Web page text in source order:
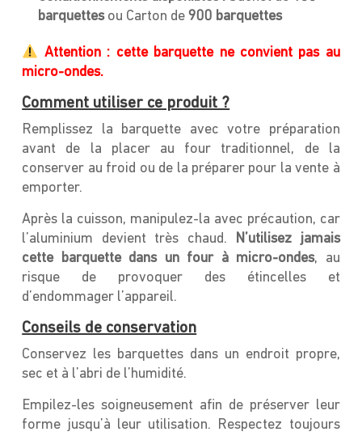
barquettes ou Carton de900 barquettes
Attention : cette barquette ne convient pas au
micro-ondes.
Comment utiliser ce produit ?
Remplissez la barquette avec votre préparation
avant de la placer au four traditionnel, de la
conserver au froid ou de la préparer pour la vente à
emporter.
Après la cuisson, manipulez-la avec précaution, car
l’aluminium devient très chaud. N’utilisez jamais
cette barquette dans un four à micro-ondes, au
risque de provoquer des étincelles et
d’endommager l’appareil.
Conseils de conservation
Conservez les barquettes dans un endroit propre,
sec et à l’abri de l’humidité.
Empilez-les soigneusement afin de préserver leur
forme jusqu’à leur utilisation. Respectez toujours